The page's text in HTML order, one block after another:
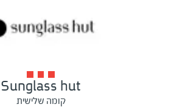
Sunglass hut
קומה שלישית